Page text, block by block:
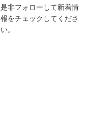
是非フォローして新着情
報をチェックしてくださ
い。